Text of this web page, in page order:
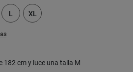
L XL
182 cm y luce una talla M